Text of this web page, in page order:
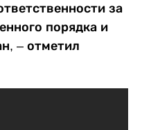
за
порядка и
– отметил